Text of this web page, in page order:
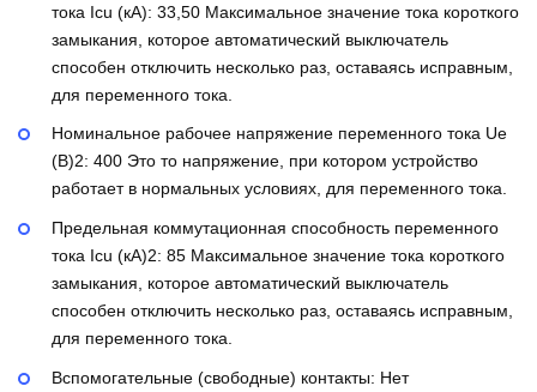
тока Icu (кА): 33,50 Максимальное значение тока короткого
замыкания, которое автоматический выключатель
способен отключить несколько раз, оставаясь исправным,
для переменного тока.
Номинальное рабочее напряжение переменного тока Ue
(В)2: 400 Это то напряжение, при котором устройство
работает в нормальных условиях, для переменного тока.
Предельная коммутационная способность переменного
тока Icu (кА)2: 85 Максимальное значение тока короткого
замыкания, которое автоматический выключатель
способен отключить несколько раз, оставаясь исправным,
для переменного тока.
Вспомогательные (свободные) контакты: Нет